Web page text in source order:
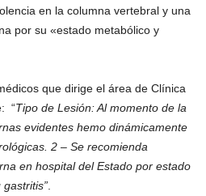
en la columna vertebral y una
por su «estado metabólico y
que dirige el área de Clínica
“Tipo de Lesión: Al momento de la
evidentes hemo dinámicamente
2 – Se recomienda
en hospital del Estado por estado